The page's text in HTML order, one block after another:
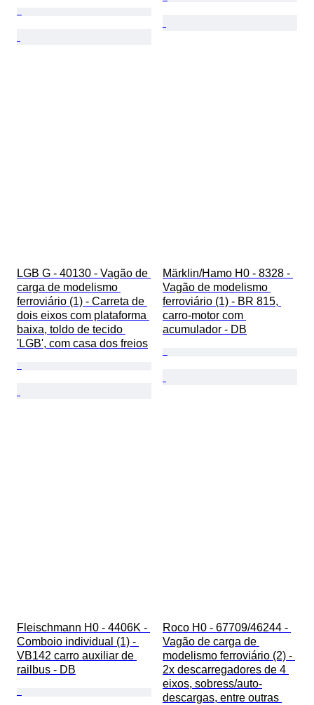
LGB G - 40130 - Vagão de
carga de modelismo
ferroviário (1) - Carreta de
dois eixos com plataforma
baixa, toldo de tecido
'LGB', com casa dos freios
Märklin/Hamo H0 - 8328 -
Vagão de modelismo
ferroviário (1) - BR 815,
carro-motor com
acumulador - DB
Fleischmann H0 - 4406K -
Comboio individual (1) -
VB142 carro auxiliar de
railbus - DB
Roco H0 - 67709/46244 -
Vagão de carga de
modelismo ferroviário (2) -
2x descarregadores de 4
eixos, sobress/auto-
descargas, entre outras